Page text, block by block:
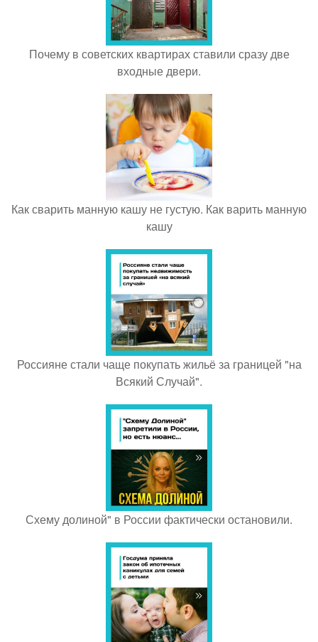
Почему в советских квартирах ставили сразу две
входные двери.
Как сварить манную кашу не густую. Как варить манную
кашу
Россияне стали чаще покупать жильё за границей "на
Всякий Случай".
Схему долиной" в России фактически остановили.